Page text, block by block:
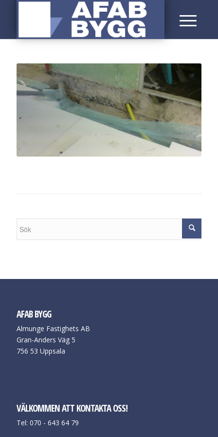
AFAB BYGG
Almunge Fastighets AB
Gran-Anders Väg 5
756 53 Uppsala
VÄLKOMMEN ATT KONTAKTA OSS!
Tel: 070 - 643 64 79